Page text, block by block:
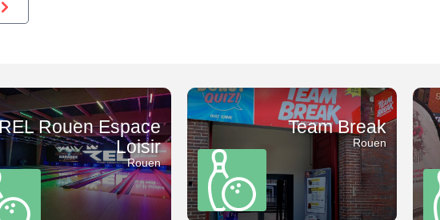
Rouen Espace
Loisir
Rouen
Team Break
Rouen